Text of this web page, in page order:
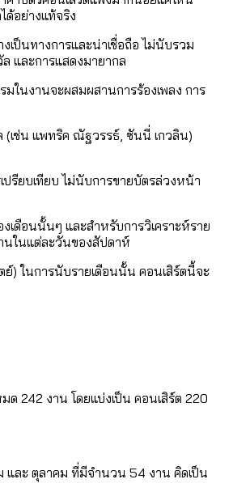
ด้อย่างแท้จริง
ป็นทางการและน่าเชื่อถือ ไม่นับรวม
และการแสดงมายากล
ในงานจะผสมผสานการร้องเพลง การ
(เช่น แพทริค ณัฐวรรธ์, ซันนี่ เกวลิน)
รียบเทียบ ไม่นับการขายบัตรล่วงหน้า
เดือนนั้นๆ และสำหรับการวิเคราะห์ราย
นในแต่ละวันของสัปดาห์
ย์) ในการนับรายเดือนนั้น คอนเสิร์ตนี้จะ
242 งาน โดยแบ่งเป็น คอนเสิร์ต 220
และ ตุลาคม ที่มีจำนวน 54 งาน คิดเป็น